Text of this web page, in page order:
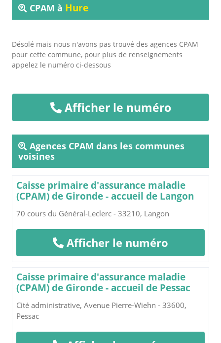
CPAM à Hure
Désolé mais nous n'avons pas trouvé des agences CPAM
pour cette commune, pour plus de renseignements
appelez le numéro ci-dessous
Afficher le numéro
Agences CPAM dans les communes
voisines
Caisse primaire d'assurance maladie
(CPAM) de Gironde - accueil de Langon
70 cours du Général-Leclerc - 33210, Langon
Afficher le numéro
Caisse primaire d'assurance maladie
(CPAM) de Gironde - accueil de Pessac
Cité administrative, Avenue Pierre-Wiehn - 33600,
Pessac